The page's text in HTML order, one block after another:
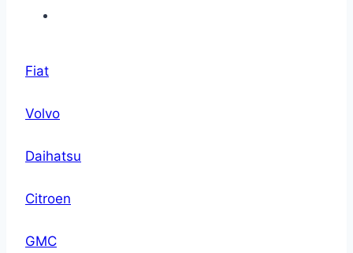
Fiat
Volvo
Daihatsu
Citroen
GMC